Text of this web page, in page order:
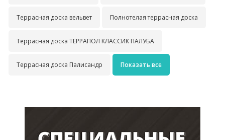
Террасная доска вельвет Полнотелая террасная доска
Террасная доска ТЕРРАПОЛ КЛАССИК ПАЛУБА
Террасная доска Палисандр Показать все